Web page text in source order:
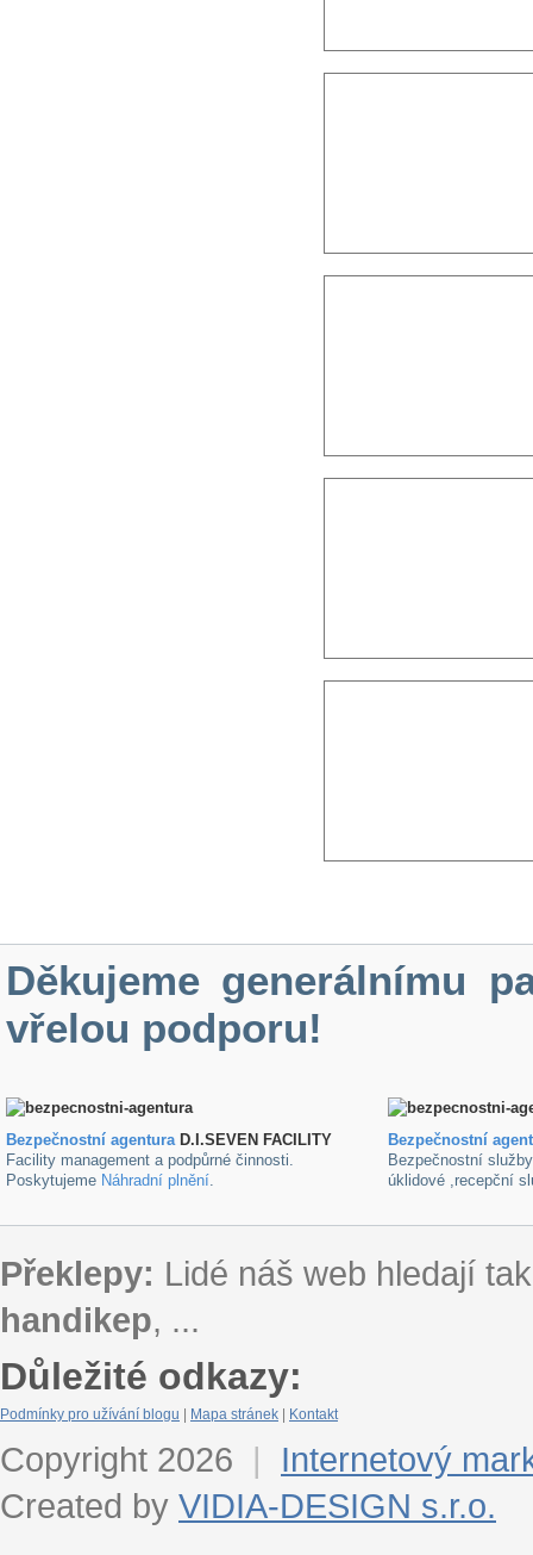
Děkujeme generálnímu
vřelou podporu!
Bezpečnostní agenturaD.I.SEVEN FACILITY
Facility management a podpůrné činnosti.
Poskytujeme Náhradní plnění.
Bezpečnostní
Bezpečnostní
úklidové ,recepční
Překlepy: Lidé náš web hledají
handikep, ...
Důležité odkazy:
Podmínky pro užívání blogu Mapa stránek Kontakt
Copyright 2026 |
Internetový
Created by VIDIA-DESIGN s.r.o.